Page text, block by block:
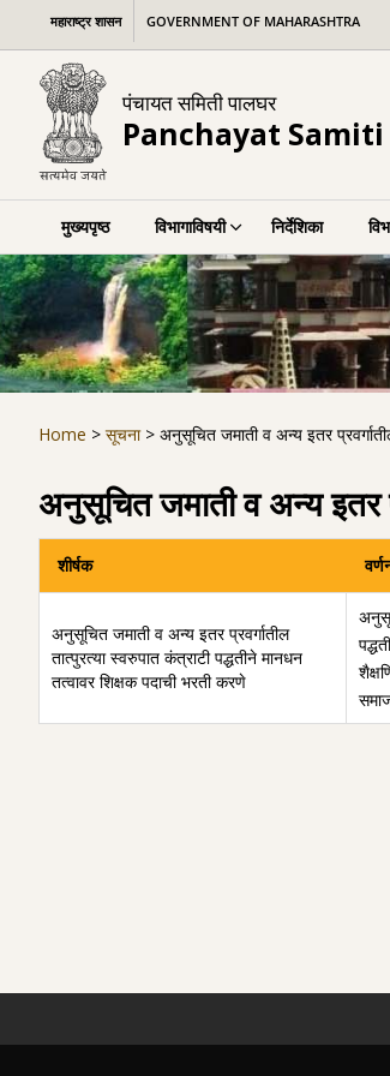
content
महाराष्ट्र शासन GOVERNMENT OF MAHARASHTRA
पंचायत समिती पालघर
Panchayat
मुख्यपृष्ठ विभागाविषयी निर्देशिका
Home > सूचना> अनुसूचित जमाती व अन्य इतर
अनुसूचित जमाती व अन्य इतर
शीर्षक
अनुसूचित जमाती व अन्य इतर प्रवर्गातील
तात्पुरत्या स्वरुपात कंत्राटी पद्धतीने मानधन
तत्वावर शिक्षक पदाची भरती करणे